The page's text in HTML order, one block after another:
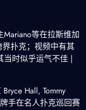
等在拉斯维加
扑克；视频中有其
当时似乎运气不佳 |
Hall, Tommy
手在名人扑克巡回赛